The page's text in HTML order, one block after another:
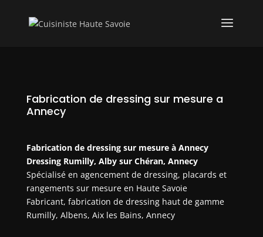
Fabrication de dressing sur mesure a
Annecy
Fabrication de dressing sur mesure à Annecy
Dressing Rumilly, Alby sur Chéran, Annecy
Spécialisé en agencement de dressing, placards et
rangements sur mesure en Haute Savoie
Fabricant, fabrication de dressing haut de gamme
Rumilly, Albens, Aix les Bains, Annecy